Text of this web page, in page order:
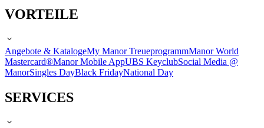
VORTEILE
Angebote & KatalogeMy Manor TreueprogrammManor World
Mastercard®Manor Mobile AppUBS KeyclubSocial Media @
ManorSingles DayBlack FridayNational Day
SERVICES